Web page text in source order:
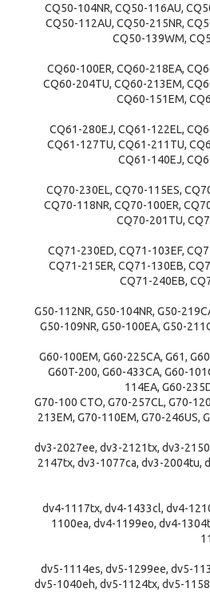
CQ50-104NR, CQ50-116AU,
CQ50-112AU, CQ50-215NR,
CQ50-139WM,
CQ60-100ER, CQ60-218EA,
CQ60-204TU, CQ60-213EM,
CQ60-151EM,
CQ61-280EJ, CQ61-122EL,
CQ61-127TU, CQ61-211TU,
CQ61-140EJ,
CQ70-230EL, CQ70-115ES,
CQ70-118NR, CQ70-100ER,
CQ70-201TU,
CQ71-230ED, CQ71-103EF,
CQ71-215ER, CQ71-130EB,
CQ71-240EB,
G50-112NR, G50-104NR, G50-
G50-109NR, G50-100EA, G50-
G60-100EM, G60-225CA, G61,
G60T-200, G60-433CA, G60-
114EA, G60-
G70-100 CTO, G70-257CL, G70-
213EM, G70-110EM, G70-246US,
dv3-2027ee, dv3-2121tx, dv3-
2147tx, dv3-1077ca, dv3-2004tu,
dv4-1117tx, dv4-1433cl, dv4-
1100ea, dv4-1199eo, dv4-
dv5-1114es, dv5-1299ee, dv5-
dv5-1040eh, dv5-1124tx, dv5-